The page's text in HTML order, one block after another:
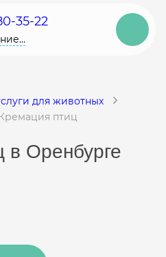
35-22
для животных
птиц
в Оренбурге